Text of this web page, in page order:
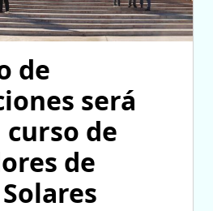
de
será
curso de
de